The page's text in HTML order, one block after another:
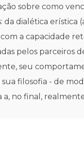
sobre como
da dialética
a capacidade
pelos parceiros
seu
filosofia - de
no final,